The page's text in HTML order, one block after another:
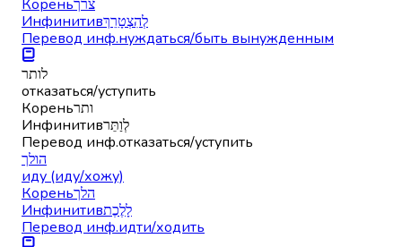
Кореньצרך
Инфинитивלְהִצְטָרֵךְ
Перевод инф.нуждаться/быть вынужденным
לותר
отказаться/уступить
Кореньותר
Инфинитивלְוַתֵּר
Перевод инф.отказаться/уступить
הולך
иду (иду/хожу)
Кореньהלך
Инфинитивלָלֶכֶת
Перевод инф.идти/ходить